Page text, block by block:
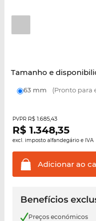
Tamanho e
63 mm (Pronto para
PVPR R$ 1.685,43
R$ 1.348,35
excl. imposto alfandegário e IVA
Adicionar ao
Benefícios
Preços económicos